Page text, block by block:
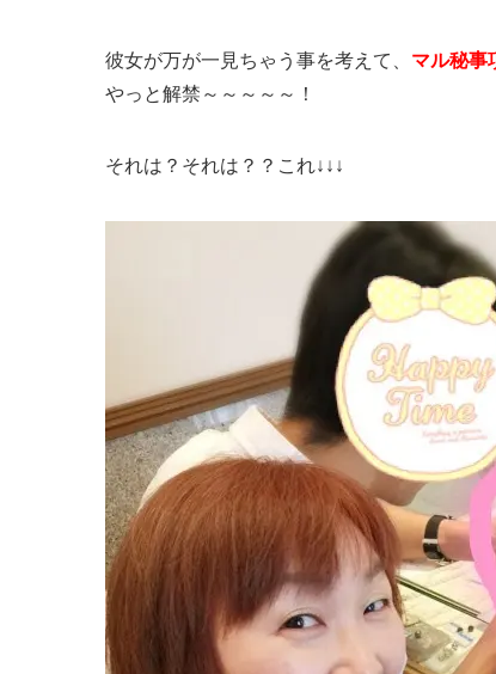
彼女が万が一見ちゃう事を考えて、 マル秘事
やっと解禁～～～～～！
それは？それは？？これ↓↓↓